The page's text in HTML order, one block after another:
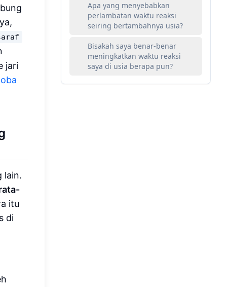
jari
lain.
itu
di
Apa yang menyebabkan
perlambatan waktu reaksi
seiring bertambahnya usia?
Bisakah saya benar-benar
meningkatkan waktu reaksi
saya di usia berapa pun?